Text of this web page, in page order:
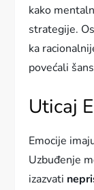
kako
strategije.
ka
povećali
Uticaj
Emocije
Uzbuđenje
izazvati